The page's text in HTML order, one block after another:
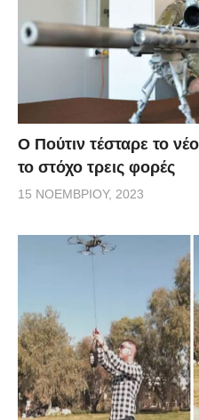
Ο Πούτιν τέσταρε το
το στόχο τρεις φορές
15 ΝΟΕΜΒΡΊΟΥ, 2023